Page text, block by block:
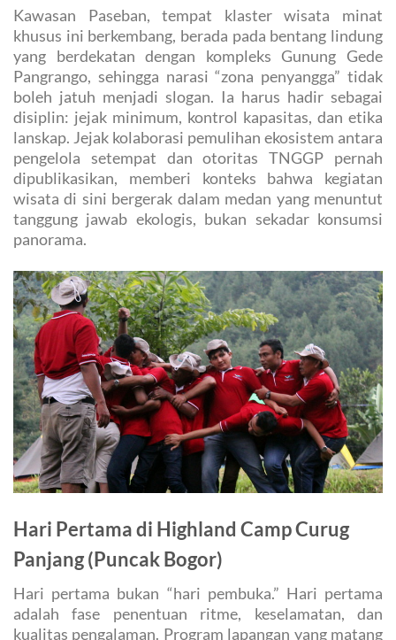
Kawasan Paseban, tempat klaster wisata minat
khusus ini berkembang, berada pada bentang lindung
yang berdekatan dengan kompleks Gunung Gede
Pangrango, sehingga narasi “zona penyangga” tidak
boleh jatuh menjadi slogan. Ia harus hadir sebagai
disiplin: jejak minimum, kontrol kapasitas, dan etika
lanskap. Jejak kolaborasi pemulihan ekosistem antara
pengelola setempat dan otoritas TNGGP pernah
dipublikasikan, memberi konteks bahwa kegiatan
wisata di sini bergerak dalam medan yang menuntut
tanggung jawab ekologis, bukan sekadar konsumsi
panorama.
Hari Pertama di Highland Camp Curug
Panjang (Puncak Bogor)
Hari pertama bukan “hari pembuka.” Hari pertama
adalah fase penentuan ritme, keselamatan, dan
kualitas pengalaman. Program lapangan yang matang